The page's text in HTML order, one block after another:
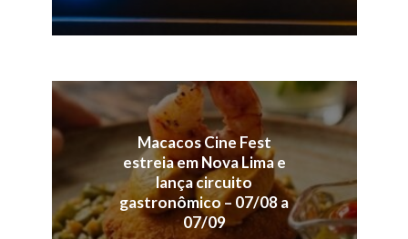
Macacos Cine Fest
estreia em Nova Lima e
lança circuito
gastronômico – 07/08 a
07/09